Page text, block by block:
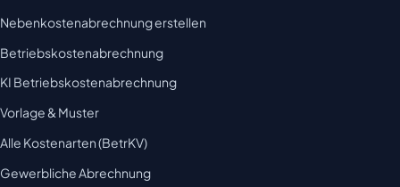
Nebenkostenabrechnung erstellen
Betriebskostenabrechnung
KI Betriebskostenabrechnung
Vorlage & Muster
Alle Kostenarten (BetrKV)
Gewerbliche Abrechnung